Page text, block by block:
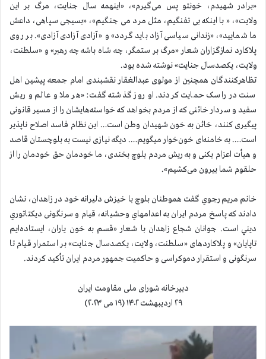
«برادر شهیدم، خونتو پس می‌گیرم»، «اینهمه سال جنایت، مرگ بر این
ولایت»، « با اینکه بی تفنگیم، مثل مرد می جنگیم»، «بسیجی سپاهی، داعش
ما شمایید»، «زندانی سیاسی آزاد باید گردد» و «آزادی آزادی آزادی». بر روی
پلاکارد نمازگزاران شعار «مرگ بر ستمگر، چه شاه باشه چه رهبر» و «سلطنت،
ولایت، یکصدسال جنایت» نوشته شده بود.
تظاهركنندگان همچنين از مولوی عبدالغقار نقشبندی امام جمعه پیشین اهل
سنت در راسک حمايت كردند. او روز گذشته گفت: «هر ملا و عالم و ریش
سفید و سردار خائنی که از مردم بخواهد که خواسته‌هایشان را از مسیر قانونی
پیگیری کنند، خائن به خون شهیدان وطن است… این نظام فاسد اصلاح ناپذیر
است…. به خامنه‌ای خون‌خوار میگویم…. دیگه نیازی نیست به بلوچستان قاصد
و هیأت اعزام بکنی و به ریش مردم بلوچ بخندی، ما خودمان حق خودمان را از
حلقوم شما بیرون می‌کشیم».
خانم مريم رجوي گفت هموطنان بلوچ با خيزش دلیرانه خود در زاهدان، نشان
دادند که پاسخ مردم ایران به اعدامهاي وحشيانه، قیام و سرنگونی ديكتاتوري
ديني است. جوانان شجاع زاهدان با شعار «قسم به خون یاران، ایستاده‌ایم
تا‌پایان» و پلاکاردهای «سلطنت، ولایت، یکصدسال جنایت» بر استمرار قیام تا
سرنگونی و استقرار دموکراسی و حاکمیت جمهور مردم ایران تأکید کردند.
دبیرخانه شورای ملی مقاومت ایران
۲۹ اردیبهشت ۱۴۰۲ (۱۹ می ۲۰۲۳)